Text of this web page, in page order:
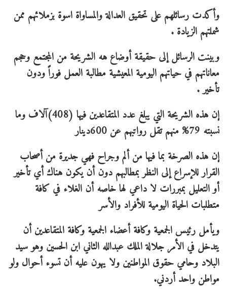
وأكدت رسائلهم على تحقيق العدالة والمساواة اسوة بزملائهم ممن
شملتهم الزيادة .
وبينت الرسائل إلى حقيقة أوضاع هه الشريحة من المجتمع وحجم
معاناتهم في حياتهم اليومية المعيشية مطالبة العمل فوراً ودون
تأخير .
إن هذه الشريحة التي يبلغ عدد المتقاعدين فيها (408)آلاف وما
نسبته 79% منهم تقل رواتبهم عن 600دينار
إن هذه الصرخة بما فيها من ألم وجراح فهي جديرة من أصحاب
القرار للإسراع إلى النظر بمطالبهم دون أن يكون هناك أي تأخير
أو التعليل بمبررات لا داعي لها خاصه أن الغلاء في كافة
متطلبات الحياة اليومية للأفراد والأسر
ويأمل رئيس الجمعية وكافة أعضاء الجمعية وكافة المتقاعدين أن
يتدخل في الأمر جلالة الملك عبدالله الثاني ابن الحسين وهو سيد
البلاد وحامي حقوق المواطنين ولا يهون عليه أن تسوء أحوال ولو
مواطن واحد أردني.